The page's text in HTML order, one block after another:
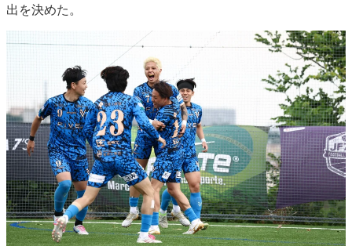
出を決めた。